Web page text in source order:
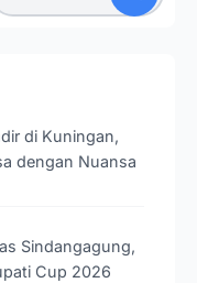
di Kuningan,
dengan Nuansa
Sindangagung,
Cup 2026